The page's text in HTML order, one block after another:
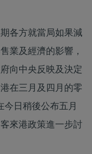
各方就當局如果減
業及經濟的影響，
向中央反映及決定
在三月及四月的零
日稍後公布五月
來港政策進一步討